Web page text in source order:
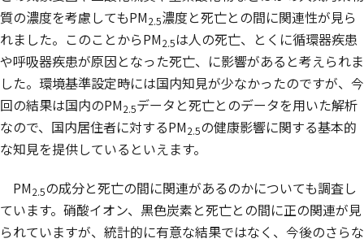
質の濃度を考慮してもPM2.5濃度と死亡との間に関連性が見ら
れました。このことからPM2.5は人の死亡、とくに循環器疾患
や呼吸器疾患が原因となった死亡、に影響があると考えられま
した。環境基準設定時には国内知見が少なかったのですが、今
回の結果は国内のPM2.5データと死亡とのデータを用いた解析
なので、国内居住者に対するPM2.5の健康影響に関する基本的
な知見を提供しているといえます。
PM2.5の成分と死亡の間に関連があるのかについても調査し
ています。硝酸イオン、黒色炭素と死亡との間に正の関連が見
られていますが、統計的に有意な結果ではなく、今後のさらな